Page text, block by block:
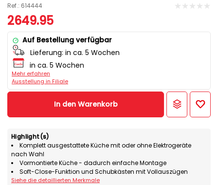
Ref.: 614444
2649.95
Auf Bestellung verfügbar
Lieferung: in ca. 5 Wochen
in ca. 5 Wochen
Mehr erfahren
Ausstellung in Filiale
In den Warenkorb
Highlight(s)
Komplett ausgestattete Küche mit oder ohne Elektrogeräte
nach Wahl
Vormontierte Küche - dadurch einfache Montage
Soft-Close-Funktion und Schubkästen mit Vollauszügen
Siehe die detaillierten Merkmale